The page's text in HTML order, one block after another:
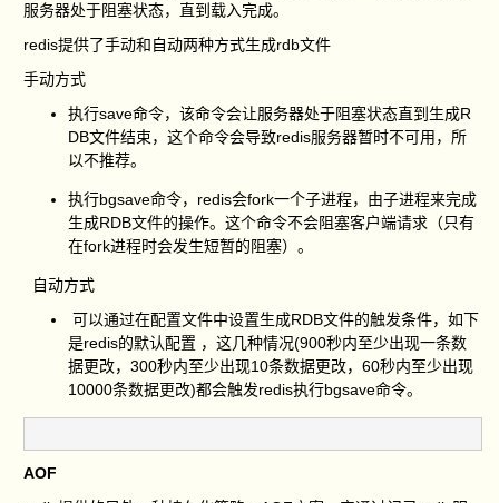
服务器处于阻塞状态，直到载入完成。
redis提供了手动和自动两种方式生成rdb文件
手动方式
执行save命令，该命令会让服务器处于阻塞状态直到生成R
DB文件结束，这个命令会导致redis服务器暂时不可用，所
以不推荐。
执行bgsave命令，redis会fork一个子进程，由子进程来完成
生成RDB文件的操作。这个命令不会阻塞客户端请求（只有
在fork进程时会发生短暂的阻塞）。
自动方式
可以通过在配置文件中设置生成RDB文件的触发条件，如下
是redis的默认配置 ，这几种情况(900秒内至少出现一条数
据更改，300秒内至少出现10条数据更改，60秒内至少出现
10000条数据更改)都会触发redis执行bgsave命令。
AOF